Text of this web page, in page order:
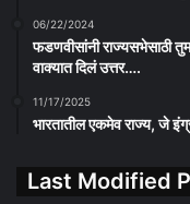
06/22/2024
फडणवीसांनी राज्यसभेसाठी
वाक्यात दिलं उत्तर….
11/17/2025
भारतातील एकमेव राज्य, जे
Last Modified